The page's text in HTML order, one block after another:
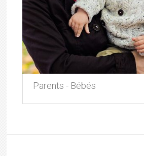
Parents - Bébés